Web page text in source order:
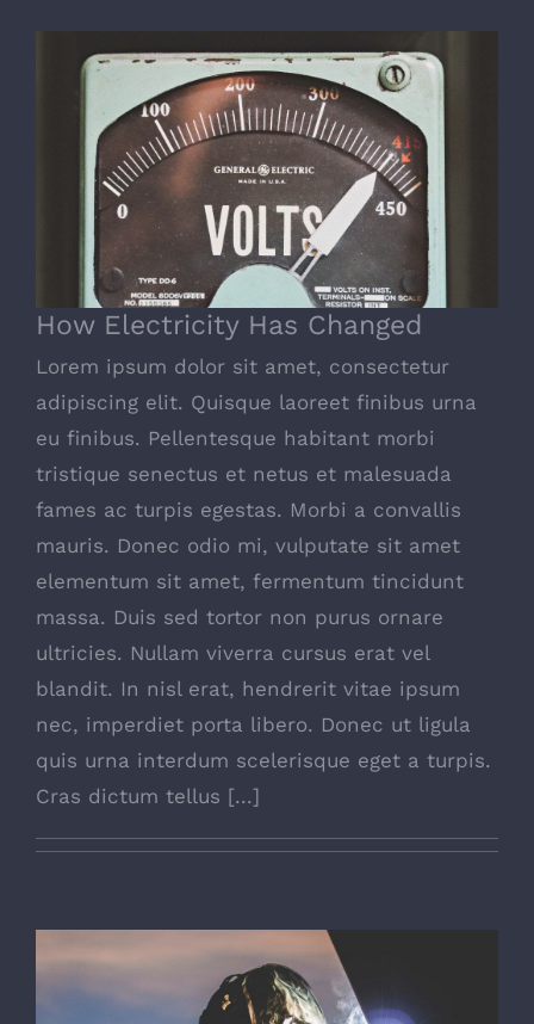
How Electricity Has Changed
How Electricity Has Changed
Lorem ipsum dolor sit amet, consectetur
adipiscing elit. Quisque laoreet finibus urna
eu finibus. Pellentesque habitant morbi
tristique senectus et netus et malesuada
fames ac turpis egestas. Morbi a convallis
mauris. Donec odio mi, vulputate sit amet
elementum sit amet, fermentum tincidunt
massa. Duis sed tortor non purus ornare
ultricies. Nullam viverra cursus erat vel
blandit. In nisl erat, hendrerit vitae ipsum
nec, imperdiet porta libero. Donec ut ligula
quis urna interdum scelerisque eget a turpis.
Cras dictum tellus [...]